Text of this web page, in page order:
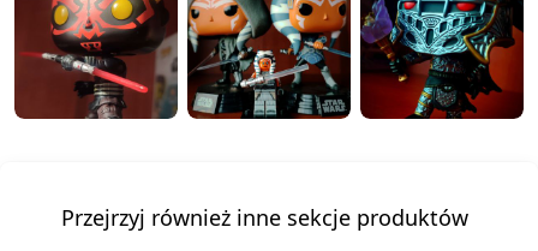
Przejrzyj również inne sekcje produktów